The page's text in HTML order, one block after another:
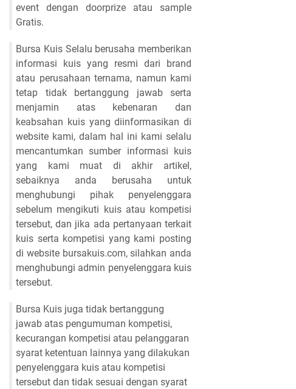
event dengan doorprize atau sample
Gratis.
Bursa Kuis Selalu berusaha memberikan
informasi kuis yang resmi dari brand
atau perusahaan ternama, namun kami
tetap tidak bertanggung jawab serta
menjamin atas kebenaran dan
keabsahan kuis yang diinformasikan di
website kami, dalam hal ini kami selalu
mencantumkan sumber informasi kuis
yang kami muat di akhir artikel,
sebaiknya anda berusaha untuk
menghubungi pihak penyelenggara
sebelum mengikuti kuis atau kompetisi
tersebut, dan jika ada pertanyaan terkait
kuis serta kompetisi yang kami posting
di website bursakuis.com, silahkan anda
menghubungi admin penyelenggara kuis
tersebut.
Bursa Kuis juga tidak bertanggung
jawab atas pengumuman kompetisi,
kecurangan kompetisi atau pelanggaran
syarat ketentuan lainnya yang dilakukan
penyelenggara kuis atau kompetisi
tersebut dan tidak sesuai dengan syarat